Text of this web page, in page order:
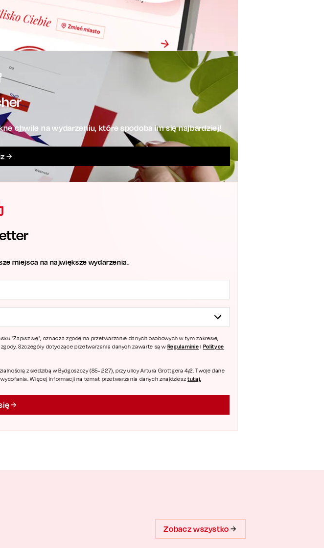
chwile na wydarzeniu, które spodoba im się najbardziej!
miejsca na największe wydarzenia.
"Zapisz się", oznacza zgodę na przetwarzanie danych osobowych w tym zakresie,
Szczegóły dotyczące przetwarzania danych zawarte są w Regulaminie i Polityce
z siedzibą w Bydgoszczy (85- 227), przy ulicy Artura Grottgera 4/2. Twoje dane
Więcej informacji na temat przetwarzania danych znajdziesztutaj.
Zobacz wszystko